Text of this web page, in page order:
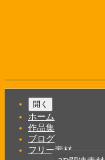
キ
Shrunk
Expand
開く
ホーム
作品集
ブログ
フリー素材